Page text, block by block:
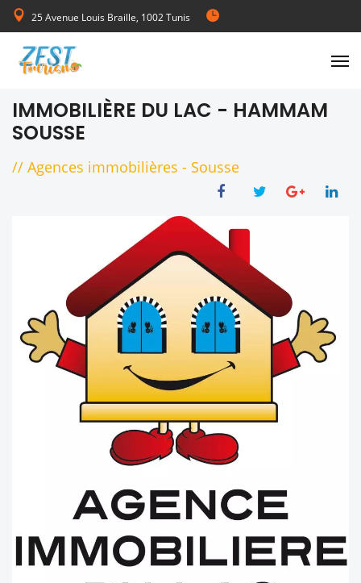
25 Avenue Louis Braille, 1002 Tunis
de Lundi au Vendredi 08:00-17:00
IMMOBILIÈRE DU LAC - HAMMAM
SOUSSE
// Agences immobilières - Sousse